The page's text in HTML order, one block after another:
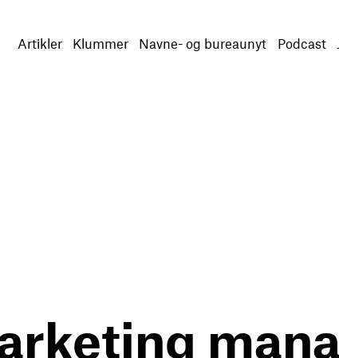
Artikler Klummer Navne- og bureaunyt Podcast